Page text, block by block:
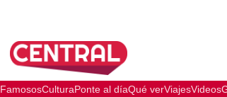
FamososCulturaPonte al díaQué verViajesVideos